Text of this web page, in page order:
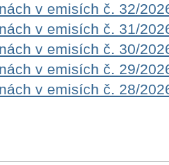
v emisích č. 32/
v emisích č. 31/
v emisích č. 30/
v emisích č. 29/
v emisích č. 28/